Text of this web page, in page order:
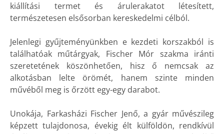
kiállítási termet és árulerakatot létesített,
természetesen elsősorban kereskedelmi célból.
Jelenlegi gyűjteményünkben e kezdeti korszakból is
találhatóak műtárgyak, Fischer Mór szakma iránti
szeretetének köszönhetően, hisz ő nemcsak az
alkotásban lelte örömét, hanem szinte minden
művéből meg is őrzött egy-egy darabot.
Unokája, Farkasházi Fischer Jenő, a gyár művészileg
képzett tulajdonosa, évekig élt külföldön, rendkívül